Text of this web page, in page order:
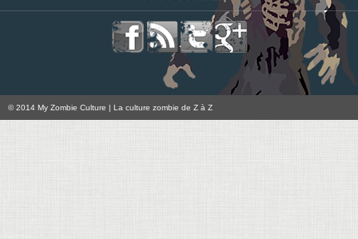
© 2014 My Zombie Culture | La culture zombie de Z à Z